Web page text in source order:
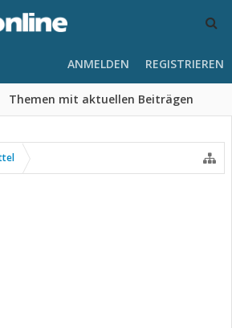
Themen mit aktuellen Beiträgen
ANMELDEN REGISTRIEREN